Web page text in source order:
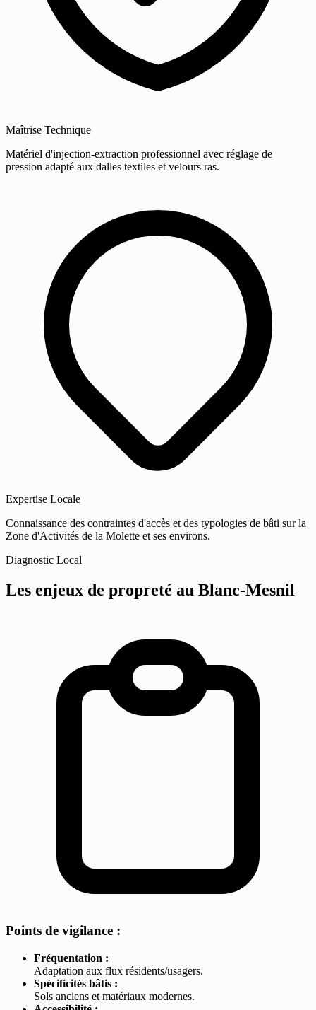
Maîtrise Technique
Matériel d'injection-extraction professionnel avec réglage de
pression adapté aux dalles textiles et velours ras.
Expertise Locale
Connaissance des contraintes d'accès et des typologies de bâti sur la
Zone d'Activités de la Molette et ses environs.
Diagnostic Local
Les enjeux de propreté au Blanc-Mesnil
Points de vigilance :
Fréquentation :
Adaptation aux flux résidents/usagers.
Spécificités bâtis :
Sols anciens et matériaux modernes.